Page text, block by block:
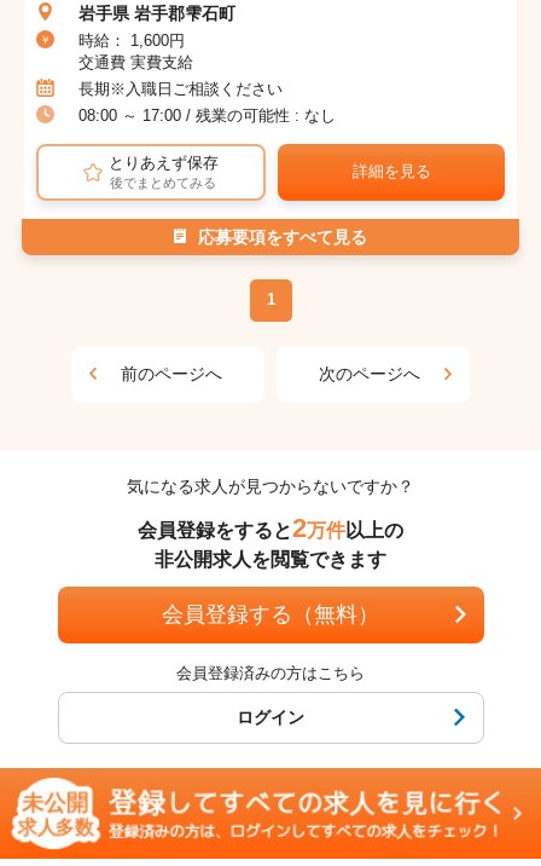
岩手県 岩手郡雫石町
時給： 1,600円
交通費 実費支給
長期※入職日ご相談ください
08:00 ～ 17:00 / 残業の可能性 : なし
とりあえず保存
後でまとめてみる
詳細を見る
応募要項をすべて見る
1
前のページへ 次のページへ
気になる求人が見つからないですか？
会員登録をすると2万件以上の
非公開求人を閲覧できます
会員登録する（無料）
会員登録済みの方はこちら
ログイン